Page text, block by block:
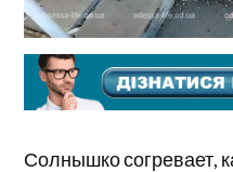
Солнышко согревает,